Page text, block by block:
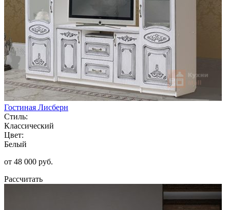
Гостиная Лисберн
Стиль:
Классический
Цвет:
Белый
от 48 000 руб.
Рассчитать